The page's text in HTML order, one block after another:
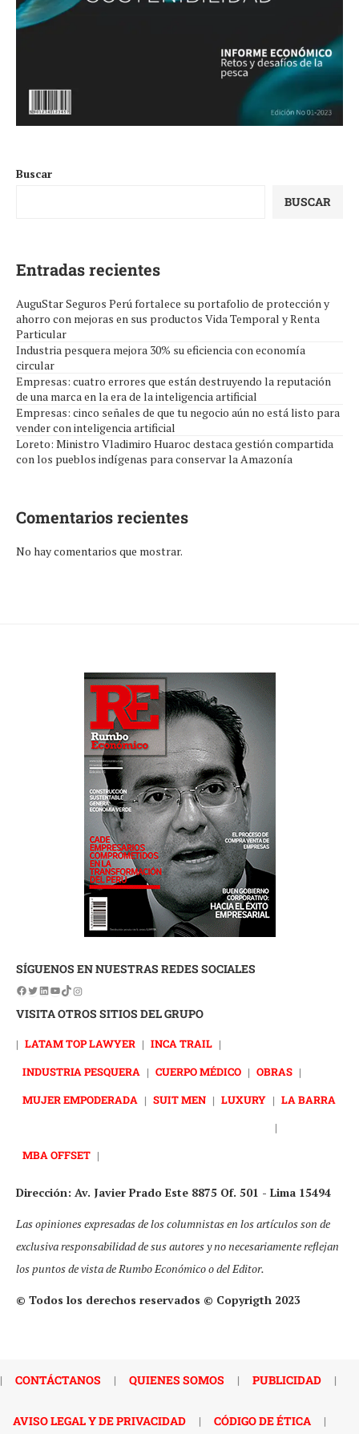
Buscar
BUSCAR
Entradas recientes
AuguStar Seguros Perú fortalece su portafolio de protección y
ahorro con mejoras en sus productos Vida Temporal y Renta
Particular
Industria pesquera mejora 30% su eficiencia con economía
circular
Empresas: cuatro errores que están destruyendo la reputación
de una marca en la era de la inteligencia artificial
Empresas: cinco señales de que tu negocio aún no está listo para
vender con inteligencia artificial
Loreto: Ministro Vladimiro Huaroc destaca gestión compartida
con los pueblos indígenas para conservar la Amazonía
Comentarios recientes
No hay comentarios que mostrar.
SÍGUENOS EN NUESTRAS REDES SOCIALES
VISITA OTROS SITIOS DEL GRUPO
| LATAM TOP LAWYER | INCA TRAIL |
INDUSTRIA PESQUERA | CUERPO MÉDICO | OBRAS |
MUJER EMPODERADA | SUIT MEN | LUXURY | LA BARRA
|
MBA OFFSET |
Dirección: Av. Javier Prado Este 8875 Of. 501 - Lima 15494
Las opiniones expresadas de los columnistas en los artículos son de
exclusiva responsabilidad de sus autores y no necesariamente reflejan
los puntos de vista de Rumbo Económico o del Editor.
© Todos los derechos reservados © Copyrigth 2023
| CONTÁCTANOS | QUIENES SOMOS | PUBLICIDAD |
AVISO LEGAL Y DE PRIVACIDAD | CÓDIGO DE ÉTICA |